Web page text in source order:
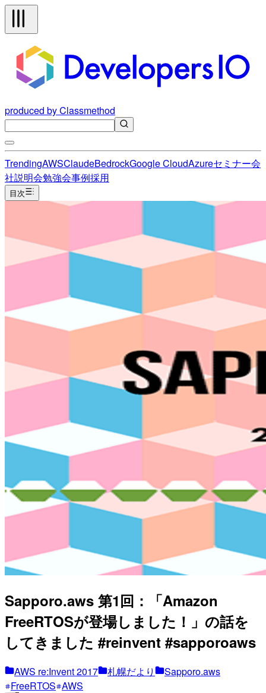
produced by Classmethod
TrendingAWSClaudeBedrockGoogle CloudAzureセミナー会
社説明会勉強会事例採用
目次
Sapporo.aws 第1回：「Amazon
FreeRTOSが登場しました！」の話を
してきました #reinvent #sapporoaws
AWS re:Invent 2017 札幌だより
Sapporo.aws
FreeRTOS AWS